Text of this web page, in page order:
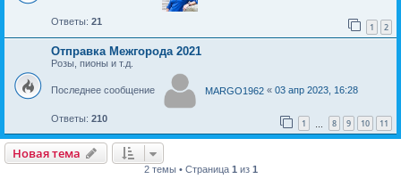
Ответы: 21 1 2
Отправка Межгорода 2021
Розы, пионы и т.д.
Последнее сообщение MARGO1962 « 03 апр 2023, 16:28
Ответы: 210 1 8 9 10 11
Новая тема
Новаятема
2 темы • Страница 1 из 1